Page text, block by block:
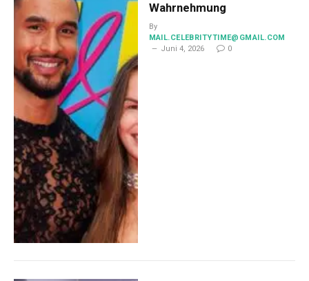
Wahrnehmung
By
MAIL.CELEBRITYTIME@GMAIL.COM
Juni 4, 2026
0